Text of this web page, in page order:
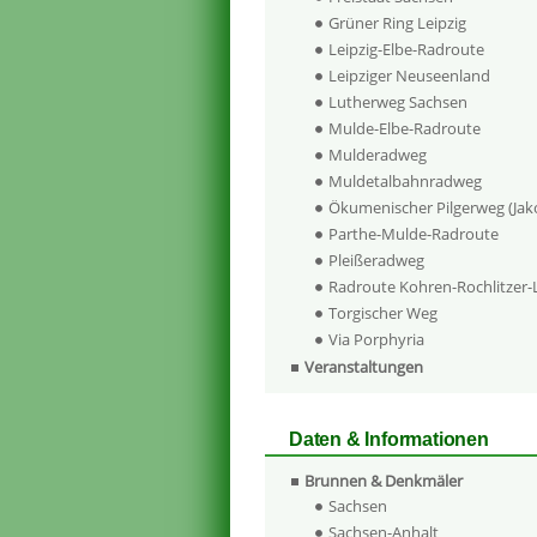
Grüner Ring Leipzig
Leipzig-Elbe-Radroute
Leipziger Neuseenland
Lutherweg Sachsen
Mulde-Elbe-Radroute
Mulderadweg
Muldetalbahnradweg
Ökumenischer Pilgerweg
Parthe-Mulde-Radroute
Pleißeradweg
Radroute Kohren-Rochlitzer-
Torgischer Weg
Via Porphyria
Veranstaltungen
Daten & Informationen
Brunnen & Denkmäler
Sachsen
Sachsen-Anhalt